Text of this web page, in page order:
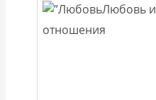
Любовь и
отношения